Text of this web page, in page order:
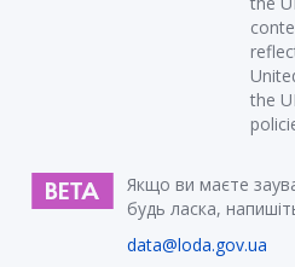
the
Якщо ви маєте
будь ласка,
data@loda.gov.ua